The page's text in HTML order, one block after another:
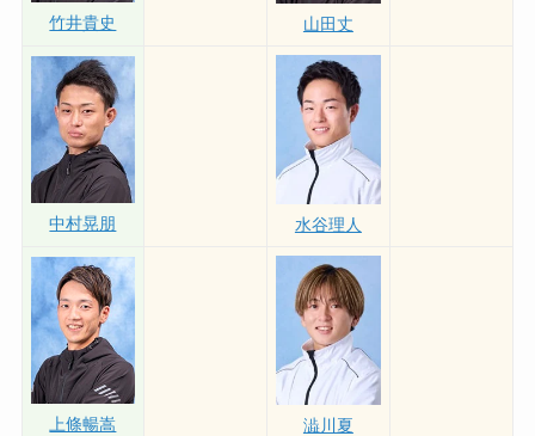
竹井貴史 山田丈
中村晃朋 水谷理人
上條暢嵩 澁川夏